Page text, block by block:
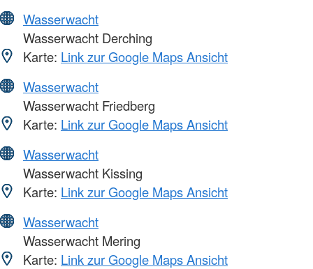
Wasserwacht
Wasserwacht Derching
Karte: Link zur Google Maps Ansicht
Wasserwacht
Wasserwacht Friedberg
Karte: Link zur Google Maps Ansicht
Wasserwacht
Wasserwacht Kissing
Karte: Link zur Google Maps Ansicht
Wasserwacht
Wasserwacht Mering
Karte: Link zur Google Maps Ansicht